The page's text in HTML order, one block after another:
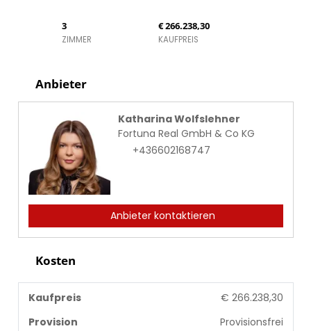
3
ZIMMER
€ 266.238,30
KAUFPREIS
Anbieter
Katharina Wolfslehner
Fortuna Real GmbH & Co KG
+436602168747
Anbieter kontaktieren
Kosten
Kaufpreis
€ 266.238,30
Provision
Provisionsfrei